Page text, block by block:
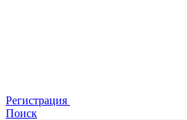
Регистрация
Поиск